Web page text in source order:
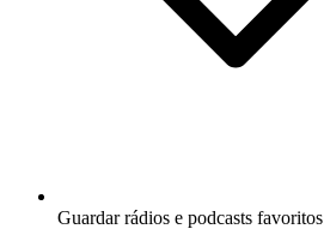
Guardar rádios e podcasts favoritos